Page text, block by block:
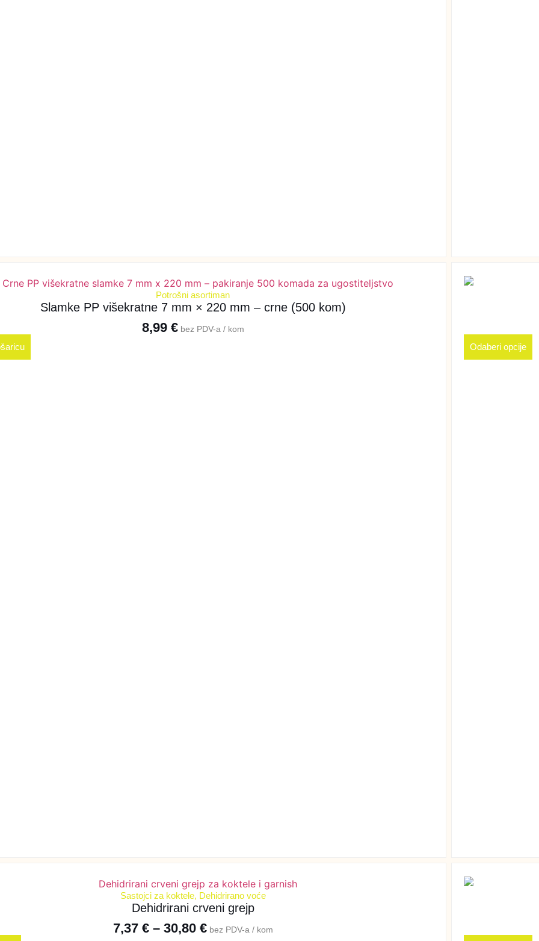
Potrošni asortiman
Slamke PP višekratne 7 mm × 220 mm – crne (500 kom)
8,99 €bez PDV-a / kom
Odaberi opcije
Sastojci za koktele, Dehidrirano voće
Dehidrirani crveni grejp
7,37 € – 30,80 €bez PDV-a / kom